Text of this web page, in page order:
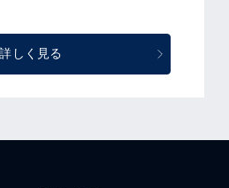
詳しく見る